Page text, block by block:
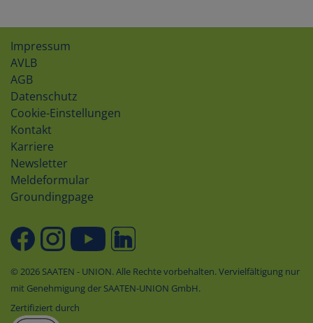
Impressum
AVLB
AGB
Datenschutz
Cookie-Einstellungen
Kontakt
Karriere
Newsletter
Meldeformular
Groundingpage
© 2026 SAATEN - UNION. Alle Rechte vorbehalten. Vervielfältigung nur
mit Genehmigung der SAATEN-UNION GmbH.
Zertifiziert durch